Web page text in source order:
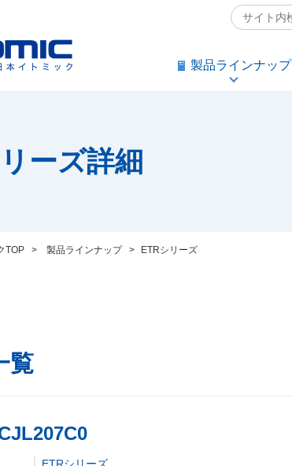
製品ラインナップ
ーズ詳細
TOP > 製品ラインナップ > ETRシリーズ
覧